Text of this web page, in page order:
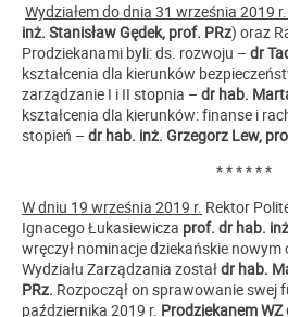
Wydziałem do dnia 31 września 2019
inż. Stanisław Gędek, prof. PRz) oraz
Prodziekanami byli: ds. rozwoju – dr
kształcenia dla kierunków
zarządzanie I i II stopnia – dr hab.
kształcenia dla kierunków: finanse i
stopień – dr hab. inż. Grzegorz Lew,
* * * * * *
W dniu 19 września 2019 r. Rektor
Ignacego Łukasiewicza prof. dr hab.
wręczył nominacje dziekańskie
Wydziału Zarządzania zostałdr hab.
PRz. Rozpoczął on sprawowanie swej
października 2019 r. Prodziekanem